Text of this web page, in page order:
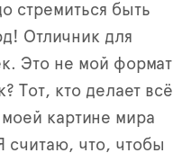
стремиться быть
! Отличник для
. Это не мой формат
? Тот, кто делает всё
картине мира
считаю, что, чтобы